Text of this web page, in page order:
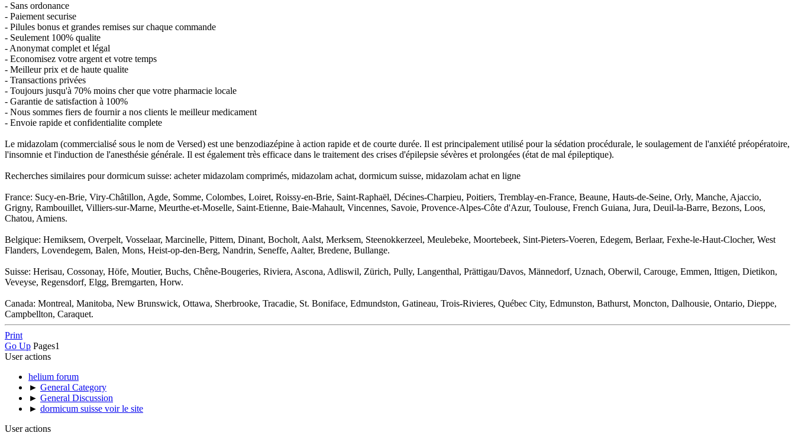
- Sans ordonance
- Paiement securise
- Pilules bonus et grandes remises sur chaque commande
- Seulement 100% qualite
- Anonymat complet et légal
- Economisez votre argent et votre temps
- Meilleur prix et de haute qualite
- Transactions privées
- Toujours jusqu'à 70% moins cher que votre pharmacie locale
- Garantie de satisfaction à 100%
- Nous sommes fiers de fournir a nos clients le meilleur medicament
- Envoie rapide et confidentialite complete
Le midazolam (commercialisé sous le nom de Versed) est une benzodiazépine à action rapide et de courte durée. Il est principalement utilisé pour la sédation procédurale, le soulagement de l'anxiété préopératoire,
l'insomnie et l'induction de l'anesthésie générale. Il est également très efficace dans le traitement des crises d'épilepsie sévères et prolongées (état de mal épileptique).
Recherches similaires pour dormicum suisse: acheter midazolam comprimés, midazolam achat, dormicum suisse, midazolam achat en ligne
France: Sucy-en-Brie, Viry-Châtillon, Agde, Somme, Colombes, Loiret, Roissy-en-Brie, Saint-Raphaël, Décines-Charpieu, Poitiers, Tremblay-en-France, Beaune, Hauts-de-Seine, Orly, Manche, Ajaccio,
Grigny, Rambouillet, Villiers-sur-Marne, Meurthe-et-Moselle, Saint-Etienne, Baie-Mahault, Vincennes, Savoie, Provence-Alpes-Côte d'Azur, Toulouse, French Guiana, Jura, Deuil-la-Barre, Bezons, Loos,
Chatou, Amiens.
Belgique: Hemiksem, Overpelt, Vosselaar, Marcinelle, Pittem, Dinant, Bocholt, Aalst, Merksem, Steenokkerzeel, Meulebeke, Moortebeek, Sint-Pieters-Voeren, Edegem, Berlaar, Fexhe-le-Haut-Clocher, West
Flanders, Lovendegem, Balen, Mons, Heist-op-den-Berg, Nandrin, Seneffe, Aalter, Bredene, Bullange.
Suisse: Herisau, Cossonay, Höfe, Moutier, Buchs, Chêne-Bougeries, Riviera, Ascona, Adliswil, Zürich, Pully, Langenthal, Prättigau/Davos, Männedorf, Uznach, Oberwil, Carouge, Emmen, Ittigen, Dietikon,
Veveyse, Regensdorf, Elgg, Bremgarten, Horw.
Canada: Montreal, Manitoba, New Brunswick, Ottawa, Sherbrooke, Tracadie, St. Boniface, Edmundston, Gatineau, Trois-Rivieres, Québec City, Edmunston, Bathurst, Moncton, Dalhousie, Ontario, Dieppe,
Campbellton, Caraquet.
Print
Go Up Pages1
User actions
helium forum
► General Category
► General Discussion
► dormicum suisse voir le site
User actions